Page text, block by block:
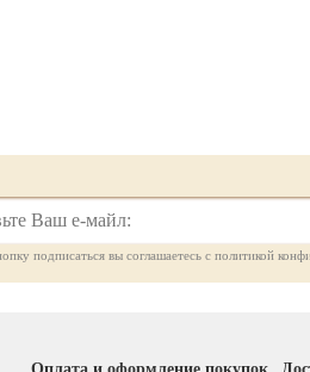
подписаться вы соглашаетесь с политикой